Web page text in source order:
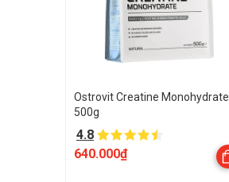
Ostrovit Creatine Monohydrate
500g
4.8
640.000₫